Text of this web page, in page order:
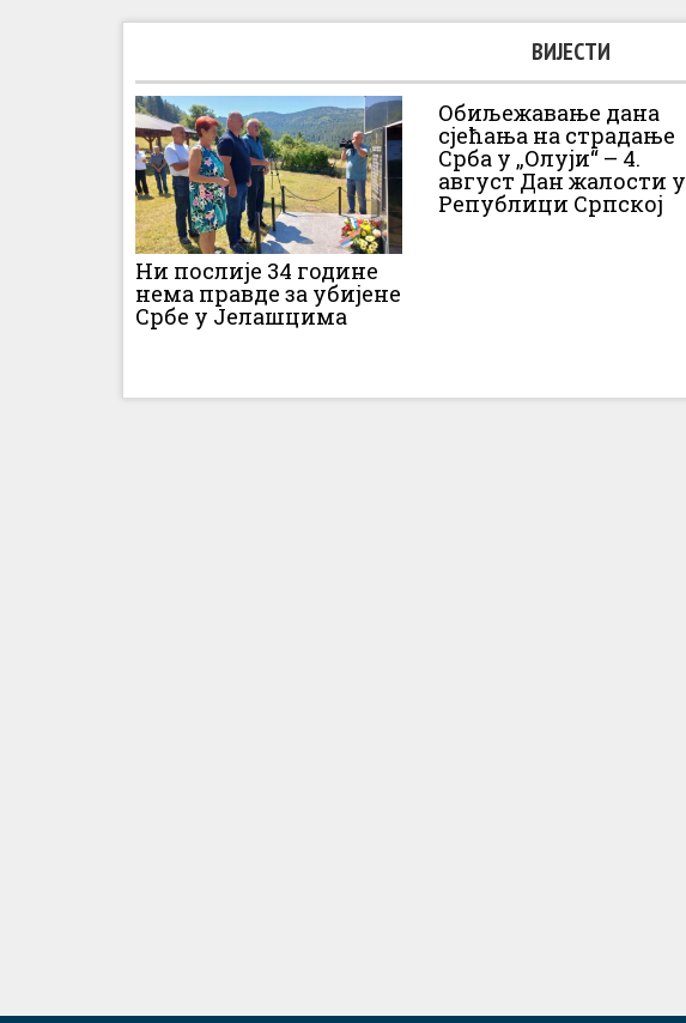
ВИЈЕСТИ
Ни послије 34 године
нема правде за убијене
Србе у Јелашцима
Обиљежавање дана
сјећања на страдање
Срба у „Олуји“ – 4.
август Дан жалости у
Републици Српској